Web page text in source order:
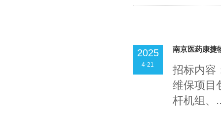
2025
4-21
南京医药康捷
招标内容
维保项目
杆机组、